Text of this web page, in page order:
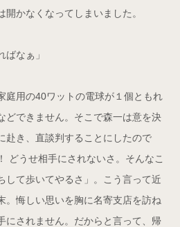
かなくなってしまいました。
ばなぁ」
庭用の40ワットの電球が１個ともれ
どできません。そこで森一は意を決
赴き、直談判することにしたので
どうせ相手にされないさ。そんなこ
して歩いてやるさ」。こう言って近
。悔しい思いを胸に名寄支店を訪ね
にされません。だからと言って、帰